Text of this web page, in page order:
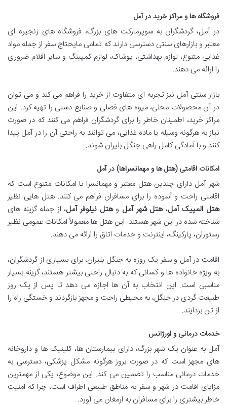
فروشگاه ها و مراکز خرید در آمل
در آمل، گردشگران به سوپرمارکت های بزرگ، فروشگاه های زنجیره ای
معتبر و بازارهای سنتی دسترسی دارند که تمامی مایحتاج سفر از جمله مواد
غذایی متنوع، لوازم بهداشتی، پوشاک، لوازم کمپینگ و سایر اقلام ضروری
را ارائه می دهند.
بازار سنتی آمل نیز تجربه ای متفاوت از خرید را فراهم می کند و می توان
در آن محصولات محلی، میوه های فصلی و صنایع دستی را تهیه کرد. این
مراکز خرید، اطمینان خاطر را برای گردشگران فراهم می کنند که در صورت
نیاز به هرگونه وسیله یا ماده غذایی، می توانند به راحتی آن را در آمل پیدا
کنند و با آمادگی کامل راهی جنگل بلیران شوند.
امکانات اقامتی (هتل ها و مهمانسراها) در آمل
شهر آمل دارای چندین هتل معتبر و مهمانسرا با امکانات متنوع است که
اقامتی راحت و آسوده را برای مسافران فراهم می کنند. هتل هایی نظیر
هتل المپیک آمل،هتل شهر آمل وهتل نیلوفر آمل، از جمله گزینه های
شناخته شده در این شهر هستند. این هتل ها معمولاً امکانات عمومی نظیر
رستوران، پارکینگ، اینترنت و خدمات اتاق را ارائه می دهند.
اقامت در آمل و سفر یک روزه به جنگل بلیران، برای بسیاری از گردشگران،
به ویژه خانواده ها و کسانی که به دنبال راحتی بیشتر هستند، گزینه بسیار
مناسبی است. این انتخاب به آن ها اجازه می دهد تا پس از یک روز
طبیعت گردی در جنگل، به محیطی راحت و مجهز بازگردند و خستگی راه را
از تن بزدایند.
خدمات درمانی و اورژانس
آمل به عنوان یک شهر بزرگ، دارای بیمارستان ها، کلینیک ها و داروخانه
های مجهز است که در صورت بروز هرگونه مشکل پزشکی، دسترسی به
خدمات درمانی مناسب را تضمین می کند. این موضوع، یکی از مهمترین
مزایای اقامت در شهر و سفر به مناطق طبیعی اطراف است، چرا که امنیت
خاطر بیشتری را برای مسافران به ارمغان می آورد.